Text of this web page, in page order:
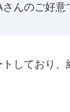
さんのご好
トしており、